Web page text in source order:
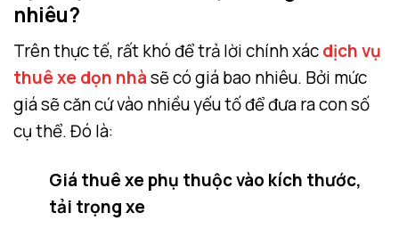
nhiêu?
Trên thực tế, rất khó để trả lời chính xácdịch vụ
thuê xe dọn nhàsẽ có giá bao nhiêu. Bởi mức
giá sẽ căn cứ vào nhiều yếu tố để đưa ra con số
cụ thể. Đó là:
Giá thuê xe phụ thuộc vào kích thước,
tải trọng xe